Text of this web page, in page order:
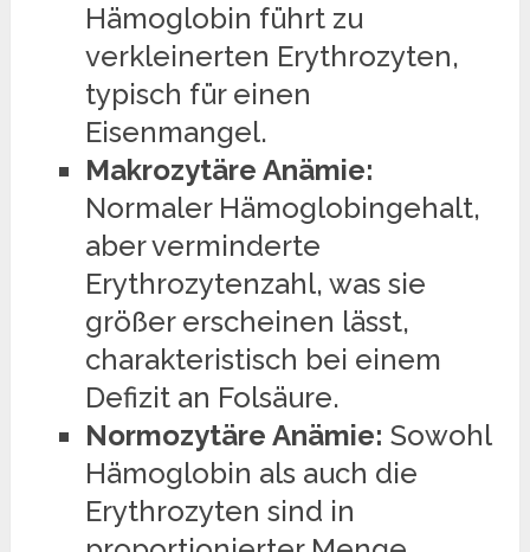
Hämoglobin führt zu
verkleinerten Erythrozyten,
typisch für einen
Eisenmangel.
Makrozytäre Anämie:
Normaler Hämoglobingehalt,
aber verminderte
Erythrozytenzahl, was sie
größer erscheinen lässt,
charakteristisch bei einem
Defizit an Folsäure.
Normozytäre Anämie: Sowohl
Hämoglobin als auch die
Erythrozyten sind in